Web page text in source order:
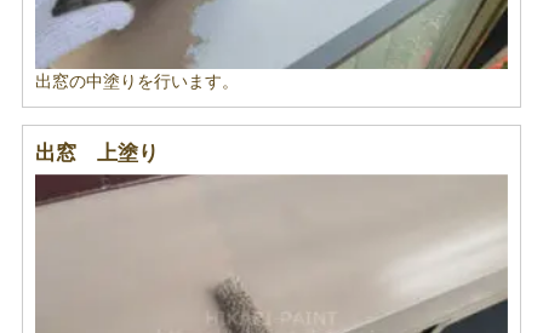
出窓の中塗りを行います。
出窓 上塗り